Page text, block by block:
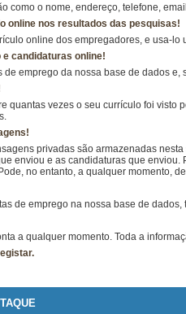
como o nome, endereço, telefone,
online nos resultados das pesquisas!
online dos empregadores, e usa-
e candidaturas online!
de emprego da nossa base de dados
quantas vezes o seu currículo foi
privadas são armazenadas
enviou e as candidaturas que
no entanto, a qualquer momento,
de emprego na nossa base de
a qualquer momento. Toda a